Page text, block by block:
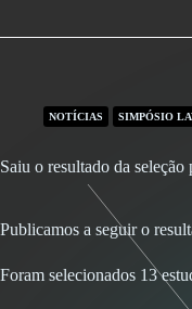
NOTÍCIAS SIMPÓSIO
Saiu o resultado da
Publicamos a seguir o
Foram selecionados 13